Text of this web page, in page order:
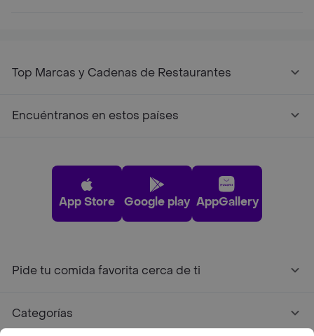
Top Marcas y Cadenas de Restaurantes
Encuéntranos en estos países
App Store Google play AppGallery
Pide tu comida favorita cerca de ti
Categorías